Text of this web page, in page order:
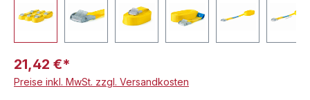
21,42 €*
Preise inkl. MwSt. zzgl. Versandkosten